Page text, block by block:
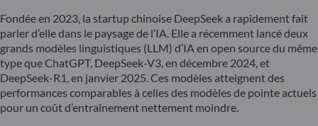
Fondée en 2023, la startup chinoise DeepSeek a rapidement fait
parler d’elle dans le paysage de l’IA. Elle a récemment lancé deux
grands modèles linguistiques (LLM) d’IA en open source du même
type que ChatGPT, DeepSeek-V3, en décembre 2024, et
DeepSeek-R1, en janvier 2025. Ces modèles atteignent des
performances comparables à celles des modèles de pointe actuels
pour un coût d’entraînement nettement moindre.